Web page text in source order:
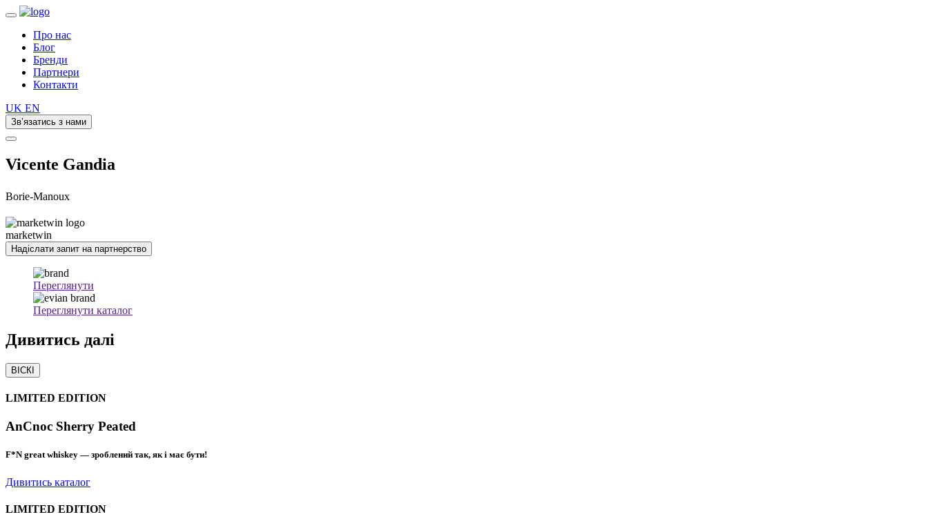
Про нас
Блог
Бренди
Партнери
Контакти
UK EN
Зв’язатись з нами
Vicente Gandia
Borie-Manoux
marketwin
Надіслати запит на партнерство
Переглянути
Переглянути каталог
Дивитись далі
ВІСКІ
LIMITED EDITION
AnCnoc Sherry Peated
F*N great whiskey — зроблений так, як і має бути!
Дивитись каталог
LIMITED EDITION